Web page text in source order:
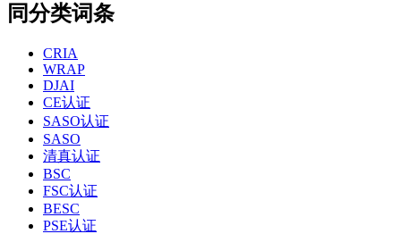
同分类词条
CRIA
WRAP
DJAI
CE认证
SASO认证
SASO
清真认证
BSC
FSC认证
BESC
PSE认证